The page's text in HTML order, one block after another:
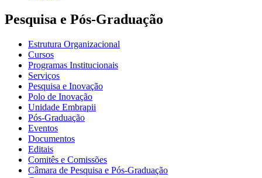
Pesquisa e Pós-Graduação
Estrutura Organizacional
Cursos
Programas Institucionais
Serviços
Pesquisa e Inovação
Polo de Inovação
Unidade Embrapii
Pós-Graduação
Eventos
Documentos
Editais
Comitês e Comissões
Câmara de Pesquisa e Pós-Graduação